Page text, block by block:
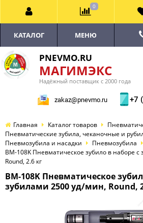
PNEVMO.RU
МАГИМЭКС
Надёжный поставщик с 2000 года
zakaz@pnevmo.ru +7
КАТАЛОГ МЕНЮ
Главная Каталог товаров
Пневматические зубила, чеканочные и
Пневмозубила и насадки
Пневмозубила
BM-108K Пневматическое зубило в наборе
Round, 2.6 кг
BM-108K Пневматическое
зубилами 2500 уд/мин, Round,
0